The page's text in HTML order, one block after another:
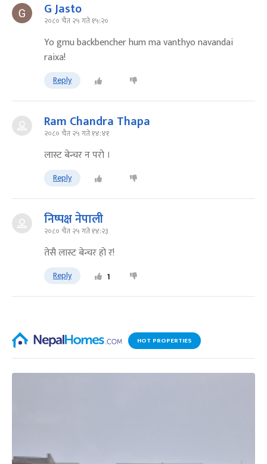
G Jasto
२०८० चैत २५ गते १५:२०
Yo gmu backbencher hum ma vanthyo navandai
raixa!
Reply
Ram Chandra Thapa
२०८० चैत २५ गते १४:४१
लास्ट बेन्चर न पराे ।
Reply
निष्पक्ष नेपाली
२०८० चैत २५ गते १४:२३
तेसै लास्ट बेन्चर हो र!
Reply 1
HOT PROPERTIES